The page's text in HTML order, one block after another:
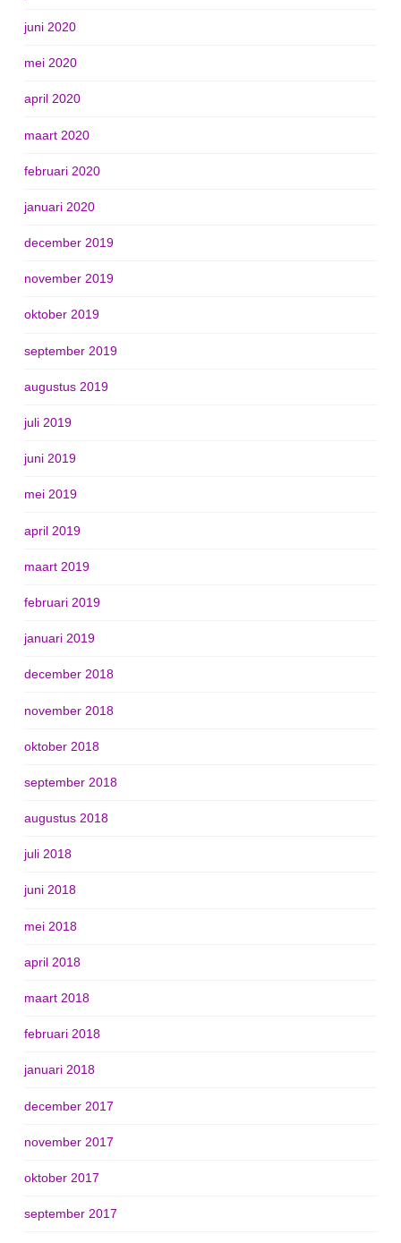
juni 2020
mei 2020
april 2020
maart 2020
februari 2020
januari 2020
december 2019
november 2019
oktober 2019
september 2019
augustus 2019
juli 2019
juni 2019
mei 2019
april 2019
maart 2019
februari 2019
januari 2019
december 2018
november 2018
oktober 2018
september 2018
augustus 2018
juli 2018
juni 2018
mei 2018
april 2018
maart 2018
februari 2018
januari 2018
december 2017
november 2017
oktober 2017
september 2017